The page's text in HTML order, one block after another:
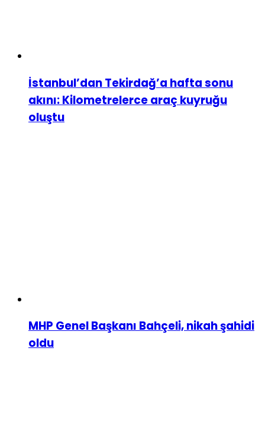
İstanbul’dan Tekirdağ’a hafta sonu
akını: Kilometrelerce araç kuyruğu
oluştu
MHP Genel Başkanı Bahçeli, nikah şahidi
oldu